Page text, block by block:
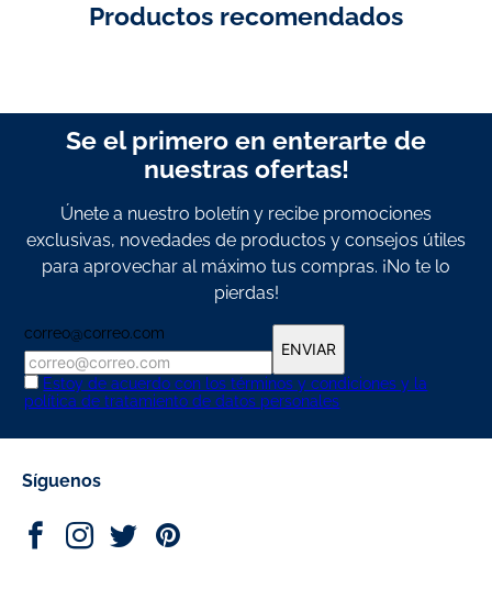
Productos recomendados
Se el primero en enterarte de
nuestras ofertas!
Únete a nuestro boletín y recibe promociones
exclusivas, novedades de productos y consejos útiles
para aprovechar al máximo tus compras. ¡No te lo
pierdas!
correo@correo.com
ENVIAR
Estoy de acuerdo con los términos y condiciones y la
política de tratamiento de datos personales
Síguenos